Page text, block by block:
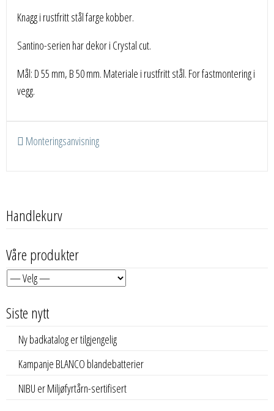
Knagg i rustfritt stål farge kobber.
Santino-serien har dekor i Crystal cut.
Mål: D 55 mm, B 50 mm. Materiale i rustfritt stål. For fastmontering i
vegg.
Monteringsanvisning
Handlekurv
Våre produkter
Siste nytt
Ny badkatalog er tilgjengelig
Kampanje BLANCO blandebatterier
NIBU er Miljøfyrtårn-sertifisert